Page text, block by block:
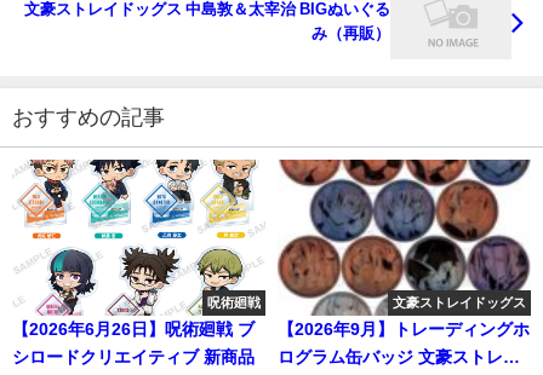
文豪ストレイドッグス 中島敦＆太宰治 BIGぬいぐる
み（再販）
おすすめの記事
呪術廻戦
【2026年6月26日】呪術廻戦 ブ
シロードクリエイティブ 新商品
文豪ストレイドッグス
【2026年9月】トレーディングホ
ログラム缶バッジ 文豪ストレイ